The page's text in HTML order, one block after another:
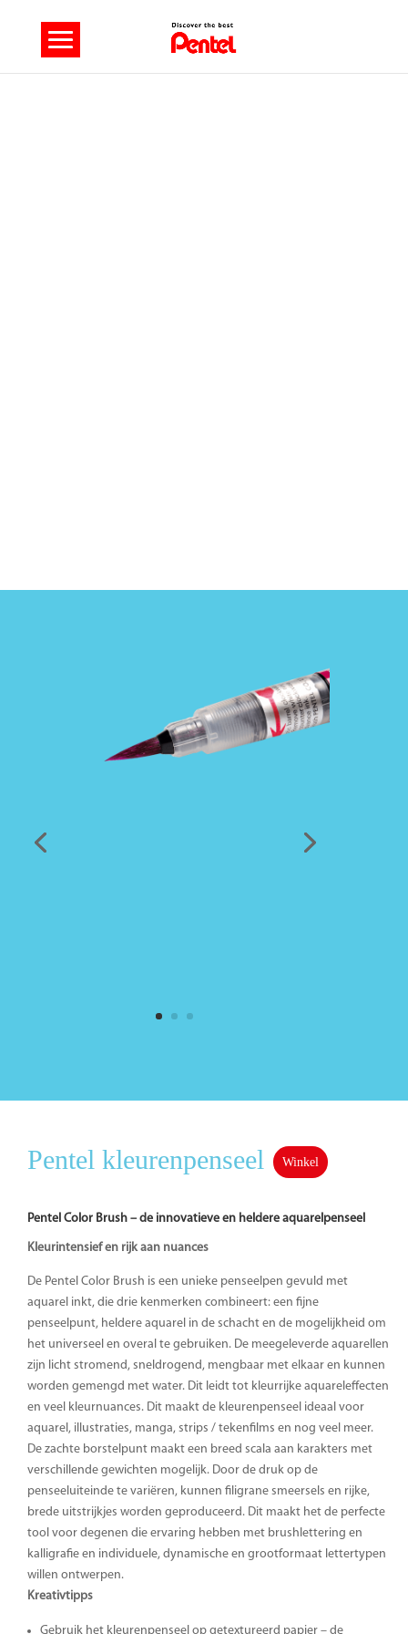
Pentel kleurenpenseel Winkel
Pentel Color Brush – de innovatieve en heldere aquarelpenseel
Kleurintensief en rijk aan nuances
De Pentel Color Brush is een unieke penseelpen gevuld met
aquarel inkt, die drie kenmerken combineert: een fijne
penseelpunt, heldere aquarel in de schacht en de mogelijkheid om
het universeel en overal te gebruiken. De meegeleverde aquarellen
zijn licht stromend, sneldrogend, mengbaar met elkaar en kunnen
worden gemengd met water. Dit leidt tot kleurrijke aquareleffecten
en veel kleurnuances. Dit maakt de kleurenpenseel ideaal voor
aquarel, illustraties, manga, strips / tekenfilms en nog veel meer.
De zachte borstelpunt maakt een breed scala aan karakters met
verschillende gewichten mogelijk. Door de druk op de
penseeluiteinde te variëren, kunnen filigrane smeersels en rijke,
brede uitstrijkjes worden geproduceerd. Dit maakt het de perfecte
tool voor degenen die ervaring hebben met brushlettering en
kalligrafie en individuele, dynamische en grootformaat lettertypen
willen ontwerpen.
Kreativtipps
Gebruik het kleurenpenseel op getextureerd papier – de